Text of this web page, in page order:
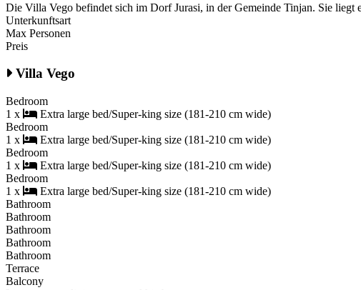
Die Villa Vego befindet sich im Dorf Jurasi, in der Gemeinde Tinjan. Sie liegt
Unterkunftsart
Max Personen
Preis
Villa Vego
Bedroom
1 x
Extra large bed/Super-king size (181-210 cm wide)
Bedroom
1 x
Extra large bed/Super-king size (181-210 cm wide)
Bedroom
1 x
Extra large bed/Super-king size (181-210 cm wide)
Bedroom
1 x
Extra large bed/Super-king size (181-210 cm wide)
Bathroom
Bathroom
Bathroom
Bathroom
Bathroom
Terrace
Balcony